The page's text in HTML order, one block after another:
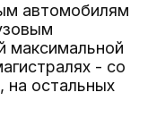
автомобилям
максимальной
- со
на остальных